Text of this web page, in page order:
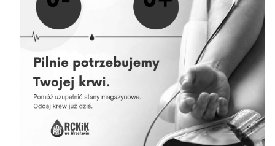
07.08.2026 » Akcja krwiodawstwa w
Bierutowie
07.08.2026 » Harmonogram akcji
wyjazdowych
07.08.2026 » Akcja krwiodawstwa w
Jelczu Laskowicach